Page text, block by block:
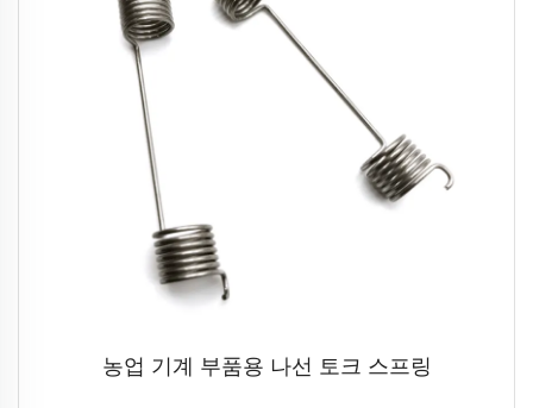
농업 기계 부품용 나선 토크 스프링